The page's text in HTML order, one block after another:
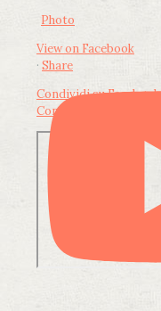
Photo
View on Facebook
· Share
Condividi su Facebook
Condividi su LinkedIn